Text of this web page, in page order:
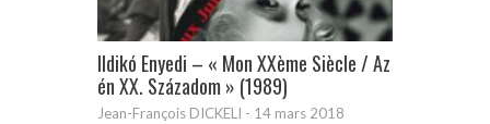
Ildikó Enyedi – « Mon XXème Siècle / Az
én XX. Századom » (1989)
Jean-François DICKELI - 14 mars 2018